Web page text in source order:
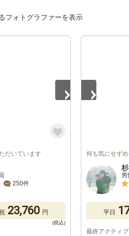
フォトグラファーを表示
だいています
250件
23,760 円
何も気にせず
平日
最終アクティ